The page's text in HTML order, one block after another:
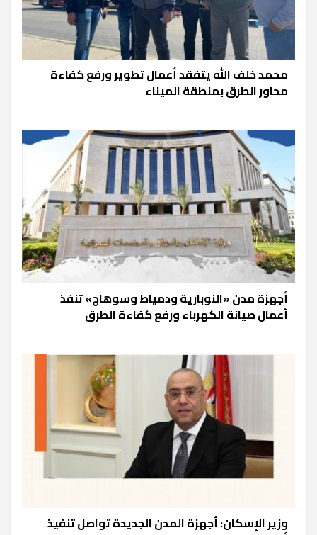
محمد خلف الله يتفقد أعمال تطوير ورفع كفاءة
محاور الطرق بمنطقة الميناء
أجهزة مدن «النوبارية ودمياط وسوهاج» تنفذ
أعمال صيانة الكهرباء ورفع كفاءة الطرق
وزير الإسكان: أجهزة المدن الجديدة تواصل تنفيذ